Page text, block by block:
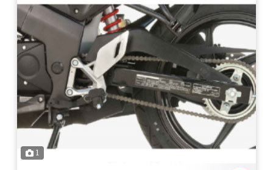
តម្លៃសូមទាក់ទងសម្រាប់ព័ត៌មានលម្អិត
បន្ថែមការការពារដល់ម៉ាស៊ីន Honda របស់អ្នកជាមួយ Air
Cleaner Honda ដើម្បីការបើកបរល្អ!
Honda Air Cleaner (Wet & Dry)
ត្រូវបានប្រើ
សម្រាប់
ម៉ូតូ (Bike)ជាចម្បង
ប្រើសម្រាប់
ម៉ូតូ Honda
Wave, Dream, Click, PCX,
Scoopy, ADV, CBR
ធន់នឹងផ្លូវគ្រប់ប្រភេទ – អាចប្រើប្រាស់បានទាំងផ្លូវល្អ និងផ្លូវស្ទះ
សមត្ថភាពផ្ទុកខ្ពស់ – ការរចនាប្រឆាំងនឹងការពាក់សឹកសម្រាប់
ការដឹកទំនិញធ្ងន់
ការចាប់ផ្តេកល្អ
– ការរចនាសំបកកង់អាចបង្កើនសុវត្ថិភាពក្នុងការ
បើកបរ
ការប្រើប្រាស់បានយូរ – មានជីវិតប្រើប្រាស់យូរ និងធន់នឹងអាកាស
ធាតុ
សមស្របសម្រាប់រថយន្តដឹកទំនិញ Isuzu – ដូចជាIsuzu
ELF, N-Series, F-Series, Gigaនិងប្រភេទរថយន្តដឹក
ផ្សេងៗ
ការជ្រើសរើសទំហំ
មានជាច្រើនទំហំសម្រាប់ប្រភេទរថយន្តផ្សេងៗ
1